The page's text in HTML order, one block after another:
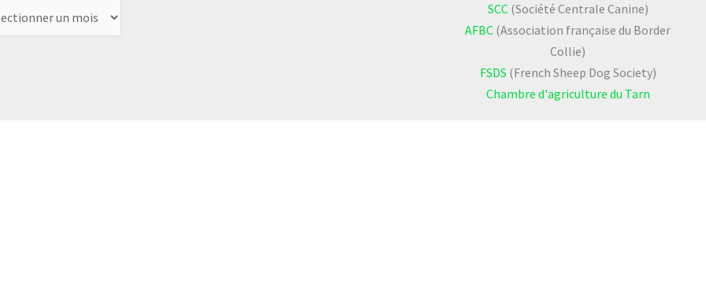
SCC(Société Centrale Canine)
AFBC (Association française du Border
Collie)
FSDS (French Sheep Dog Society)
Chambre d'agriculture du Tarn